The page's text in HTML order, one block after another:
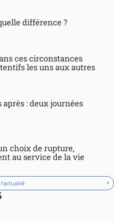
différence ?
ces circonstances
les uns aux autres
après : deux journées
choix de rupture,
au service de la vie
l'actualité